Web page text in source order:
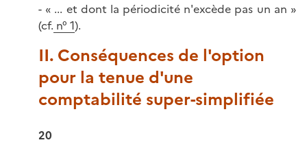
- « ... et dont la périodicité n'excède pas un an »
(cf. n° 1).
II. Conséquences de l'option
pour la tenue d'une
comptabilité super-simplifiée
20